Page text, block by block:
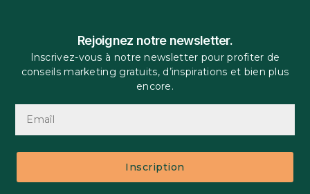
Rejoignez notre newsletter.
Inscrivez-vous à notre newsletter pour profiter de
conseils marketing gratuits, d’inspirations et bien plus
encore.
Inscription